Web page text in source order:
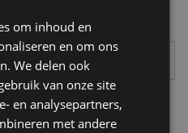
region)
om inhoud en
en om ons
We delen ook
van onze site
en analysepartners,
met andere